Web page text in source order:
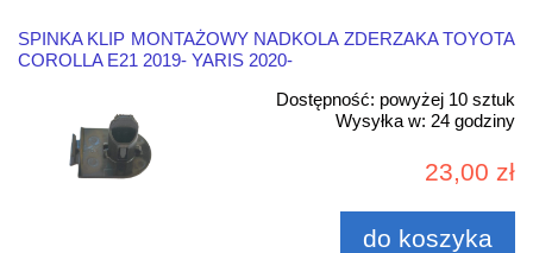
SPINKA KLIP MONTAŻOWY NADKOLA ZDERZAKA TOYOTA
COROLLA E21 2019- YARIS 2020-
Dostępność: powyżej 10 sztuk
Wysyłka w: 24 godziny
23,00 zł
do koszyka